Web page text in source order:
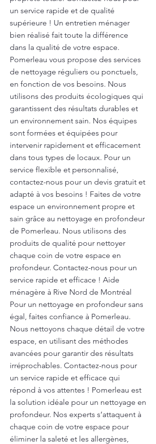
un service rapide et de qualité
supérieure ! Un entretien ménager
bien réalisé fait toute la différence
dans la qualité de votre espace.
Pomerleau vous propose des services
de nettoyage réguliers ou ponctuels,
en fonction de vos besoins. Nous
utilisons des produits écologiques qui
garantissent des résultats durables et
un environnement sain. Nos équipes
sont formées et équipées pour
intervenir rapidement et efficacement
dans tous types de locaux. Pour un
service flexible et personnalisé,
contactez-nous pour un devis gratuit et
adapté à vos besoins ! Faites de votre
espace un environnement propre et
sain grâce au nettoyage en profondeur
de Pomerleau. Nous utilisons des
produits de qualité pour nettoyer
chaque coin de votre espace en
profondeur. Contactez-nous pour un
service rapide et efficace ! Aide
ménagère à Rive Nord de Montréal
Pour un nettoyage en profondeur sans
égal, faites confiance à Pomerleau.
Nous nettoyons chaque détail de votre
espace, en utilisant des méthodes
avancées pour garantir des résultats
irréprochables. Contactez-nous pour
un service rapide et efficace qui
répond à vos attentes ! Pomerleau est
la solution idéale pour un nettoyage en
profondeur. Nos experts s’attaquent à
chaque coin de votre espace pour
éliminer la saleté et les allergènes,